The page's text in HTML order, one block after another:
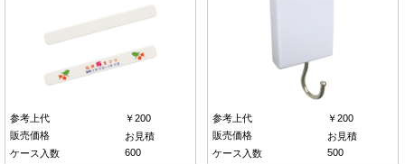
参考上代
￥200
販売価格
お見積
ケース入数
600
参考上代
￥200
販売価格
お見積
ケース入数
500